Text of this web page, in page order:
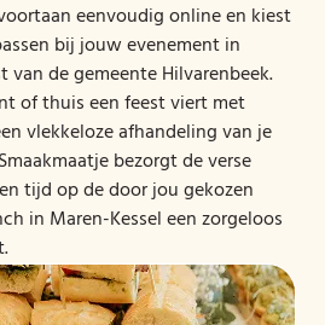
eenvoudig online en kiest
bij jouw evenement in
van de gemeente Hilvarenbeek.
of thuis een feest viert met
vlekkeloze afhandeling van je
bezorgt de verse
tijd op de door jou gekozen
in Maren-Kessel een zorgeloos